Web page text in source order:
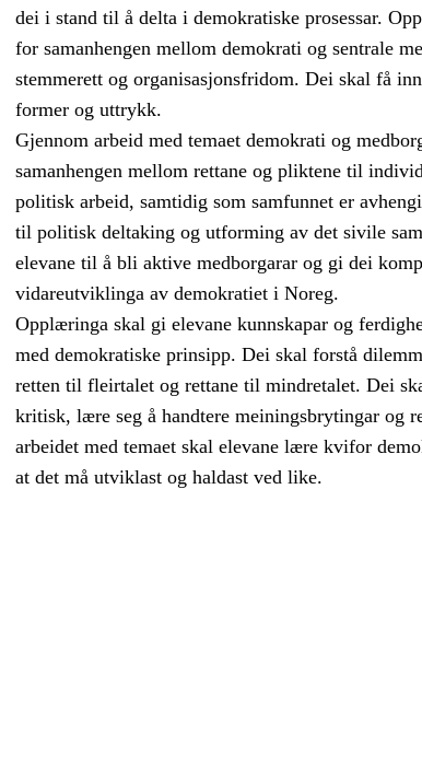
dei i stand til å delta i demokratiske prosessar.
for samanhengen mellom demokrati og sentrale
stemmerett og organisasjonsfridom. Dei skal få
former og uttrykk.
Gjennom arbeid med temaet demokrati og
samanhengen mellom rettane og pliktene til
politisk arbeid, samtidig som samfunnet er
til politisk deltaking og utforming av det sivile
elevane til å bli aktive medborgarar og gi dei
vidareutviklinga av demokratiet i Noreg.
Opplæringa skal gi elevane kunnskapar og
med demokratiske prinsipp. Dei skal forstå
retten til fleirtalet og rettane til mindretalet. Dei
kritisk, lære seg å handtere meiningsbrytingar og
arbeidet med temaet skal elevane lære kvifor
at det må utviklast og haldast ved like.